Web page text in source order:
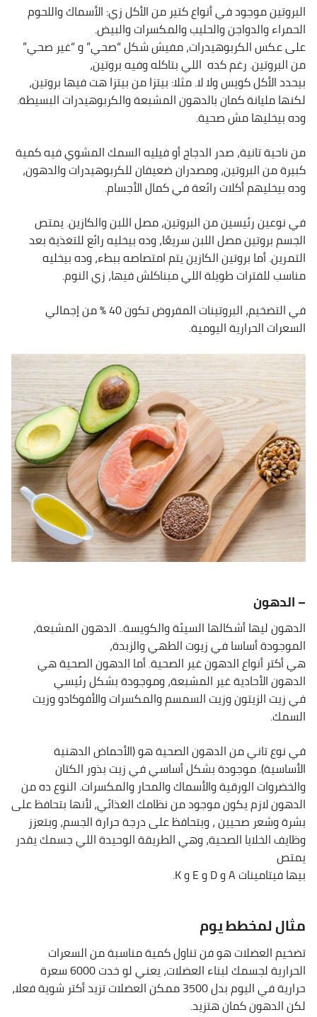
البروتين موجود في أنواع كتير من الأكل زي: الأسماك واللحوم
الحمراء والدواجن والحليب والمكسرات والبيض.
على عكس الكربوهيدرات، مفيش شكل “صحي” و “غير صحي”
من البروتين. رغم كده اللي بتاكله وفيه بروتين،
بيحدد الأكل كويس ولا لا. مثلا: بيتزا من بيتزا هت فيها بروتين،
لكنها مليانة كمان بالدهون المشبعة والكربوهيدرات البسيطة.
وده بيخليها مش صحية.
من ناحية تانية، صدر الدجاج أو فيليه السمك المشوي فيه كمية
كبيرة من البروتين، ومصدران ضعيفان للكربوهيدرات والدهون،
وده بيخليهم أكلات رائعة في كمال الأجسام.
في نوعين رئيسين من البروتين، مصل اللبن والكازين. يمتص
الجسم بروتين مصل اللبن سريعًا، وده بيخليه رائع للتغذية بعد
التمرين. أما بروتين الكازين يتم امتصاصه ببطء، وده بيخليه
مناسب للفترات طويلة اللي مبناكلش فيها، زي النوم.
في التضخيم، البروتينات المفروض تكون 40 ٪ من إجمالي
السعرات الحرارية اليومية.
– الدهون
الدهون ليها أشكالها السيئة والكويسة.. الدهون المشبعة،
الموجودة أساسا في زيوت الطهي والزبدة،
هي أكتر أنواع الدهون غير الصحية. أما الدهون الصحية هي
الدهون الأحادية غير المشبعة، وموجودة بشكل رئيسي
في زيت الزيتون وزيت السمسم والمكسرات والأفوكادو وزيت
السمك.
في نوع تاني من الدهون الصحية هو (الأحماض الدهنية
الأساسية). موجودة بشكل أساسي في زيت بذور الكتان
والخضروات الورقية والأسماك والمحار والمكسرات. النوع ده من
الدهون لازم يكون موجود من نظامك الغذائي، لأنها بتحافظ على
بشرة وشعر صحيين ، وبتحافظ على درجة حرارة الجسم، وبتعزز
وظايف الخلايا الصحية، وهي الطريقة الوحيدة اللي جسمك يقدر
يمتص
بيها فيتامينات A و D و E و K.
مثال لمخطط يوم
تضخيم العضلات هو فن تناول كمية مناسبة من السعرات
الحرارية لجسمك لبناء العضلات، يعني لو خدت 6000 سعرة
حرارية في اليوم بدل 3500 ممكن العضلات تزيد أكتر شوية فعلا،
لكن الدهون كمان هتزيد.